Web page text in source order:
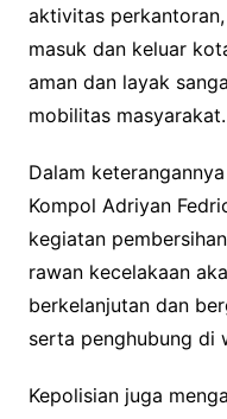
aktivitas
masuk dan keluar
aman dan layak
mobilitas masyarakat.
Dalam
Kompol Adriyan
kegiatan
rawan kecelakaan
berkelanjutan dan
serta penghubung di
Kepolisian juga